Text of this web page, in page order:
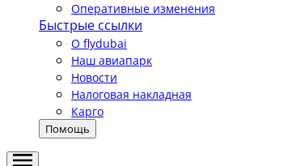
Оперативные изменения
Быстрые ссылки
О flydubai
Наш авиапарк
Новости
Налоговая накладная
Карго
Помощь